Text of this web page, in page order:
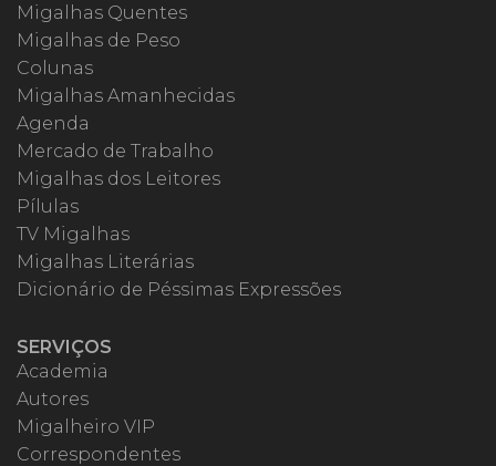
Migalhas Quentes
Migalhas de Peso
Colunas
Migalhas Amanhecidas
Agenda
Mercado de Trabalho
Migalhas dos Leitores
Pílulas
TV Migalhas
Migalhas Literárias
Dicionário de Péssimas Expressões
SERVIÇOS
Academia
Autores
Migalheiro VIP
Correspondentes